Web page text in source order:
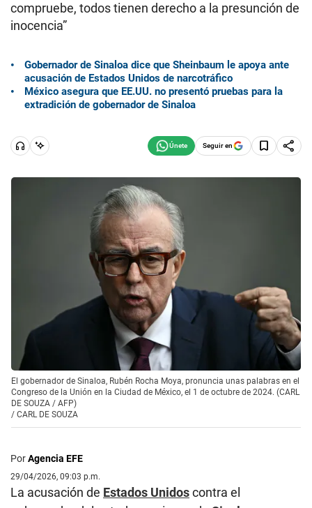
compruebe, todos tienen derecho a la presunción de
inocencia”
Gobernador de Sinaloa dice que Sheinbaum le apoya ante
acusación de Estados Unidos de narcotráfico
México asegura que EE.UU. no presentó pruebas para la
extradición de gobernador de Sinaloa
Seguir en
El gobernador de Sinaloa, Rubén Rocha Moya, pronuncia unas palabras en el
Congreso de la Unión en la Ciudad de México, el 1 de octubre de 2024. (CARL
DE SOUZA / AFP)
/ CARL DE SOUZA
PorAgencia EFE
29/04/2026, 09:03 p.m.
La acusación de Estados Unidoscontra el